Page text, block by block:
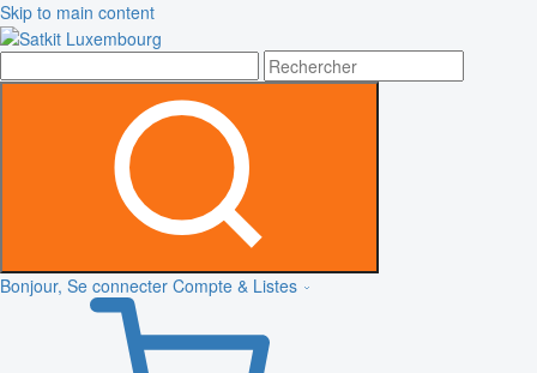
Skip to main content
Bonjour, Se connecter Compte & Listes